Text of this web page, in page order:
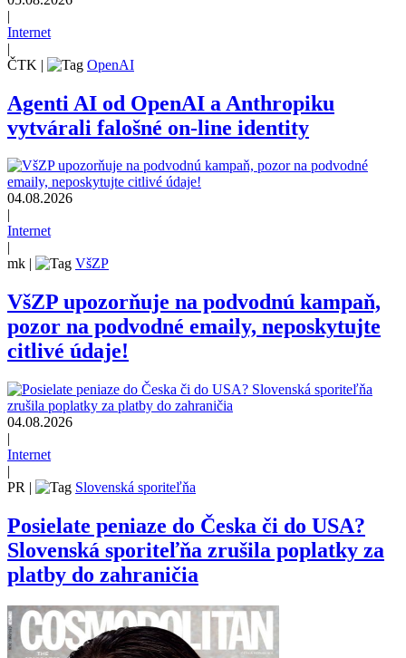
|
Internet
|
ČTK | OpenAI
Agenti AI od OpenAI a Anthropiku
vytvárali falošné on-line identity
04.08.2026
Internet
mk
VšZP
VšZP upozorňuje na podvodnú kampaň,
pozor na podvodné emaily, neposkytujte
citlivé údaje!
04.08.2026
|
Internet
|
PR | Slovenská sporiteľňa
Posielate peniaze do Česka či do USA?
Slovenská sporiteľňa zrušila poplatky za
platby do zahraničia